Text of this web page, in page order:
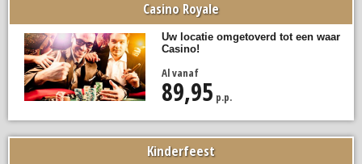
Casino Royale
Uw locatie omgetoverd tot een waar
Casino!
Al vanaf
89,95 p.p.
Kinderfeest